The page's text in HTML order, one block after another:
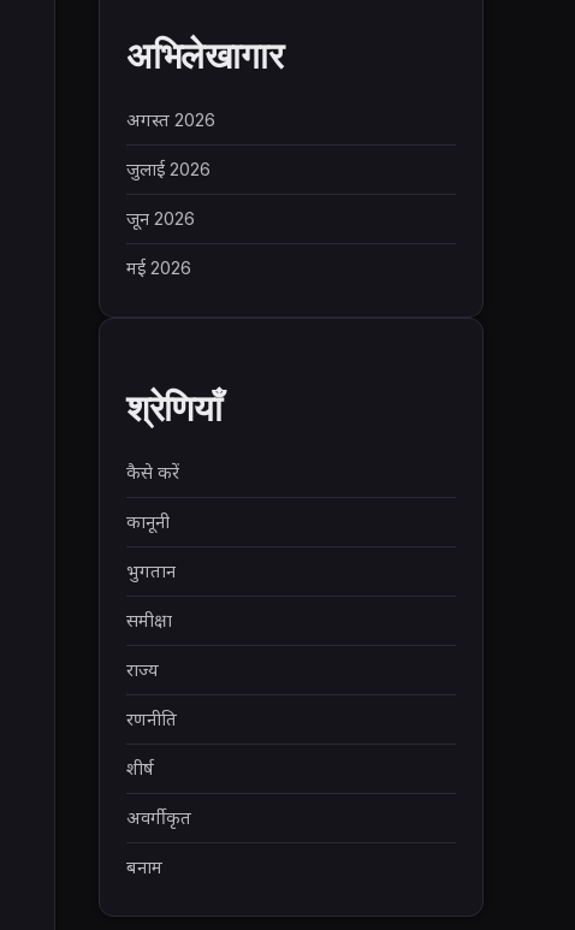
अभिलेखागार
अगस्त 2026
जुलाई 2026
जून 2026
मई 2026
श्रेणियाँ
कैसे करें
कानूनी
भुगतान
समीक्षा
राज्य
रणनीति
शीर्ष
अवर्गीकृत
बनाम